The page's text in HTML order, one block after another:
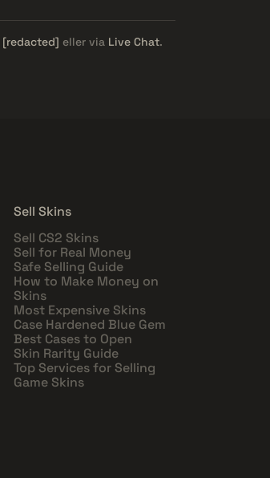
[redacted] eller via Live Chat.
Sell Skins
Sell CS2 Skins
Sell for Real Money
Safe Selling Guide
How to Make Money on
Skins
Most Expensive Skins
Case Hardened Blue Gem
Best Cases to Open
Skin Rarity Guide
Top Services for Selling
Game Skins